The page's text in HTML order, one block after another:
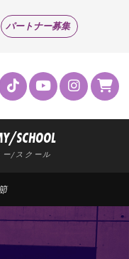
パートナー募集
SCHOOL
ー/スクール